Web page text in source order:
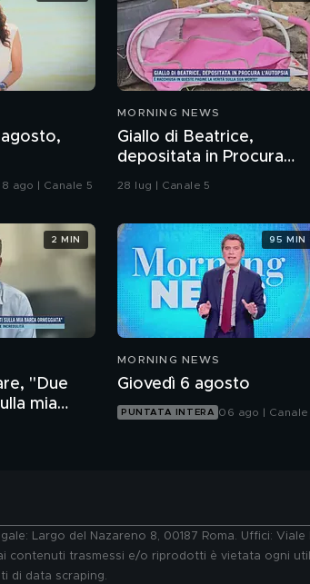
ago | Canale 5
MORNING NEWS
Giallo di Beatrice,
depositata in Procura
l'autopsia
28 lug | Canale 5
"Due
mia
2 MIN
MORNING NEWS
Giovedì 6 agosto
PUNTATA INTERA 06 ago | Canale
95 MIN
Largo del Nazareno 8, 00187 Roma. Uffici:
contenuti trasmessi e/o riprodotti è vietata ogni
di data scraping.